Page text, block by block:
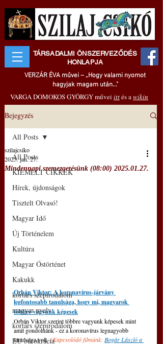
TÁRSADALMI ÖNSZERVEZŐDÉS
HONLAPJA
VERZÁR ÉVA művei – „Hogy valami nyomot
hagyjak magam után..."
VARGA DOMOKOS GYÖRGY művei ittés awikin
Bejegyzés
All Posts
KIEMELT CIKKEK
Hírek, újdonságok
Tisztelt Olvasó!
Magyar Idő
Új Történelem
Kultúra
Magyar Őstörténet
Kakukk
kortárs szépirodalom
magyar nyelv
kortárs szépirodalom
EU bürokrácia
All Posts
Mindennapi szemezgetésünk (08:00) 2025.01.27.
szilajcsiko
2025. jan. 27.
Orbán Viktor: A koronavírus-járvány
legfontosabb tanulsága, hogy mi, magyarok
többre vagyunk képesek
Orbán Viktor szerint többre vagyunk képesek mint
amit gondolnánk - ez a koronavírus legnagyobb
tanulsága volt. (Kapcsolódó filmünk: Bogár László a